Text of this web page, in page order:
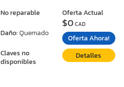
No reparable
Daño:Quemado
Claves no
disponibles
Oferta Actual
$0CAD
Oferta Ahora!
Detalles